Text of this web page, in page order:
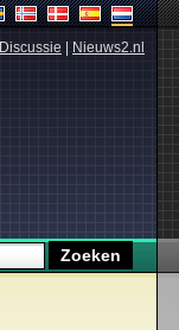
Discussie Nieuws2.nl